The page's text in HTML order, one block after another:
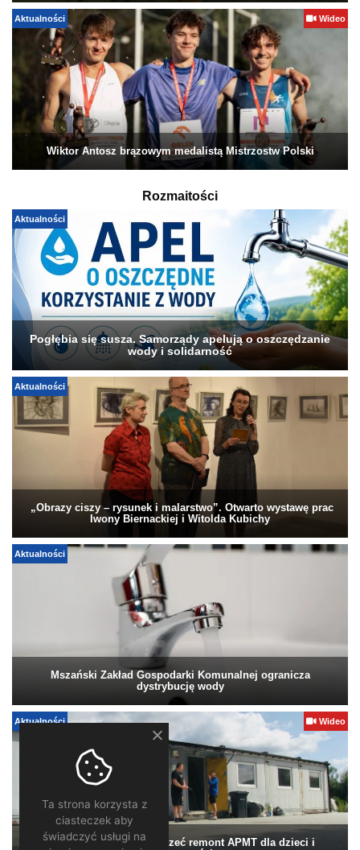
Aktualności Wideo
Wiktor Antosz brązowym medalistą Mistrzostw Polski
Rozmaitości
Aktualności
Pogłębia się susza. Samorządy apelują o oszczędzanie
wody i solidarność
Aktualności
„Obrazy ciszy – rysunek i malarstwo”. Otwarto wystawę prac
Iwony Biernackiej i Witolda Kubichy
Aktualności
Mszański Zakład Gospodarki Komunalnej ogranicza
dystrybucję wody
Aktualności Wideo
Pomagamy. Warto wesprzeć remont APMT dla dzieci i
Ta strona korzysta z
ciasteczek aby
świadczyć usługi na